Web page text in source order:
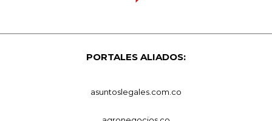
PORTALES ALIADOS:
asuntoslegales.com.co